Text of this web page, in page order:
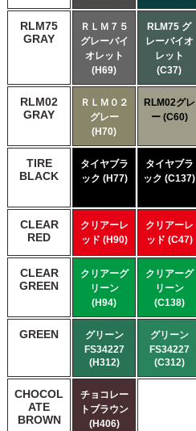
RLM75
GRAY
ＲＬＭ７５
グレーバイ
オレット
(H69)
RLM75 グ
レーバイオ
レット
(C37)
RLM02
GRAY
ＲＬＭ０２
グレー
(H70)
RLM02グレ
ー (C60)
TIRE
BLACK
タイヤブラ
ック (H77)
タイヤブラ
ック (C137)
CLEAR
RED
クリアーレ
ッド (H90)
クリアーレ
ッド (C47)
CLEAR
GREEN
クリアーグ
リーン
(H94)
クリアーグ
リーン
(C138)
GREEN
グリーン
FS34227
(H312)
グリーン
FS34227
(C312)
CHOCOL
ATE
BROWN
チョコレー
トブラウン
(H406)